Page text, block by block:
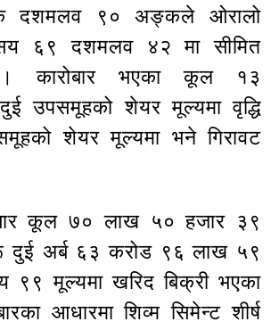
दशमलव ९० अङ्कले ओरालो
६९ दशमलव ४२ मा सीमित
कारोबार भएका कूल १३
उपसमूहको शेयर मूल्यमा वृद्धि
शेयर मूल्यमा भने गिरावट
कूल ७० लाख ५० हजार ३९
दुई अर्ब ६३ करोड ९६ लाख ५९
९९ मूल्यमा खरिद बिक्री भएका
आधारमा शिव्म सिमेन्ट शीर्ष